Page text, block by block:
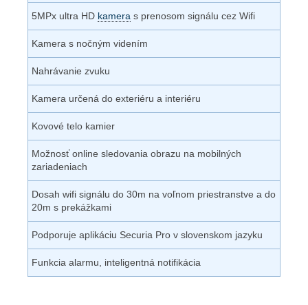
5MPx ultra HD kamera s prenosom signálu cez Wifi
Kamera s nočným videním
Nahrávanie zvuku
Kamera určená do exteriéru a interiéru
Kovové telo kamier
Možnosť online sledovania obrazu na mobilných
zariadeniach
Dosah wifi signálu do 30m na voľnom priestranstve a do
20m s prekážkami
Podporuje aplikáciu Securia Pro v slovenskom jazyku
Funkcia alarmu, inteligentná notifikácia